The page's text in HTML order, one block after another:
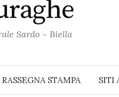
Sardo ~ Biella
RASSEGNA STAMPA SITI